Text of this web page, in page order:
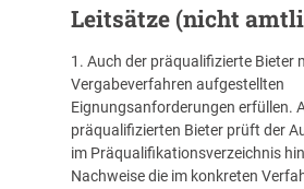
Leitsätze (nicht
1. Auch der präqualifizierte Bieter
Vergabeverfahren aufgestellten
Eignungsanforderungen erfüllen.
präqualifizierten Bieter prüft der
im Präqualifikationsverzeichnis
Nachweise die im konkreten